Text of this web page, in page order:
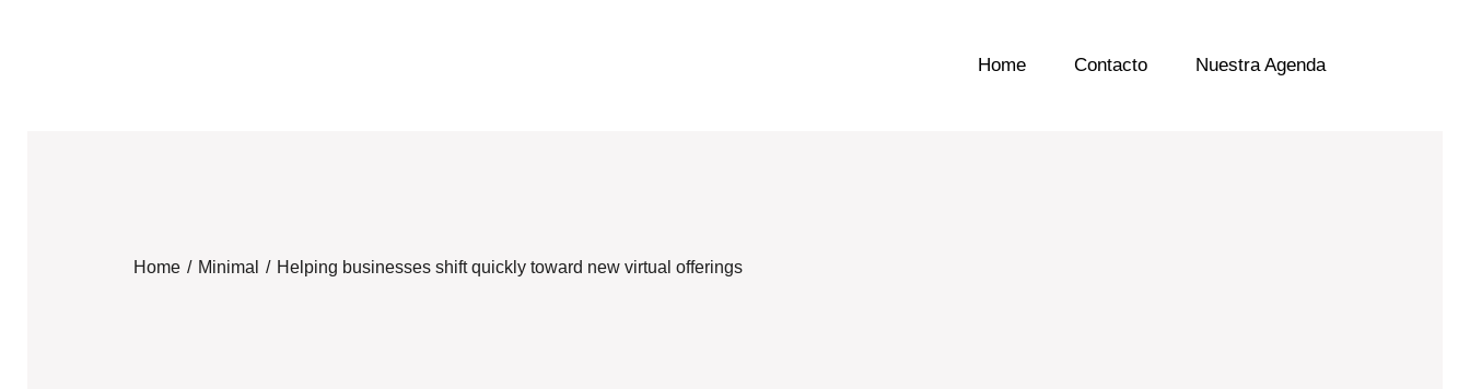
Home Contacto Nuestra Agenda
Home Minimal Helping businesses shift quickly toward new virtual offerings